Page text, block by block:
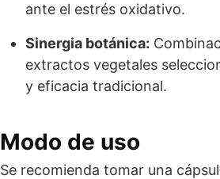
ante el estrés oxidativo.
Sinergia botánica:
extractos vegetales
y eficacia tradicional.
Modo de uso
Se recomienda tomar una